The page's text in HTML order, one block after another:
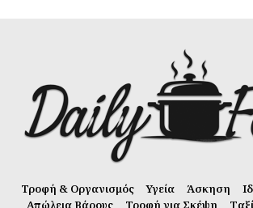
Τροφή & Οργανισμός Υγεία Άσκηση
Απώλεια Βάρους
Τροφή για Σκέψη